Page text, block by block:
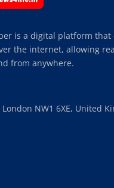
is a digital platform that
the internet, allowing
from anywhere.
NW1 6XE, United